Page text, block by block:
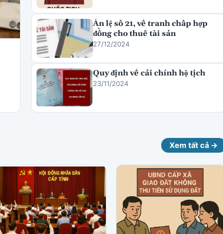
Án lệ số 21, về tranh chấp hợp
đồng cho thuê tài sản
27/12/2024
Quy định về cải chính hộ tịch
23/11/2024
Xem tất cả →